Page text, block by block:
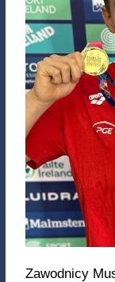
Zawodnicy